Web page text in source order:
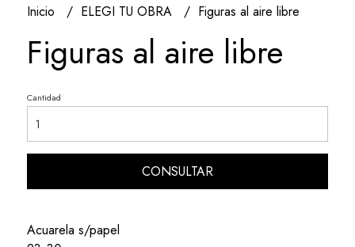
Inicio ELEGI TU OBRA Figuras al aire libre
Figuras al aire libre
Cantidad
CONSULTAR
Acuarela s/papel